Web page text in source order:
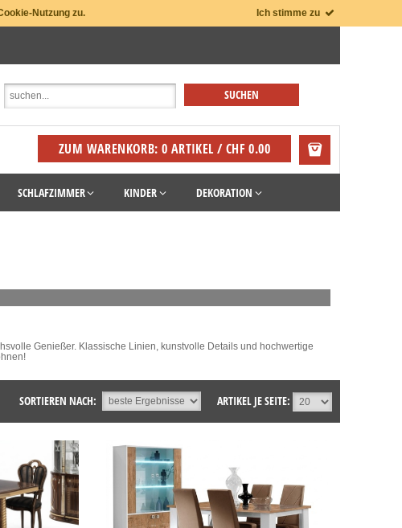
Nutzung zu. Ich stimme zu
ZUM WARENKORB: 0 ARTIKEL / CHF 0.00
SCHLAFZIMMER KINDER DEKORATION
Genießer. Klassische Linien, kunstvolle Details und hochwertige
ARTIKEL JE SEITE:
SORTIEREN NACH: